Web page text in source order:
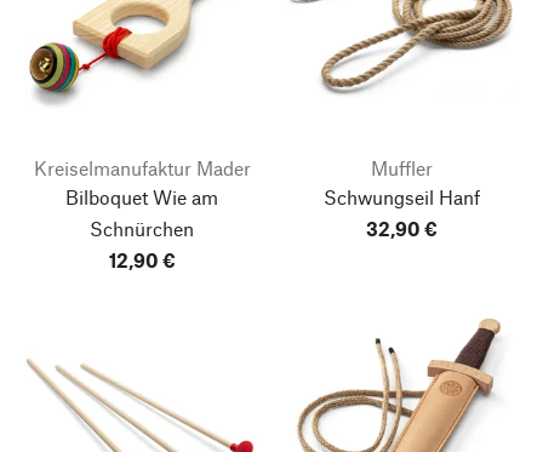
Kreiselmanufaktur Mader
Bilboquet Wie am
Schnürchen
12,90 €
Muffler
Schwungseil Hanf
32,90 €